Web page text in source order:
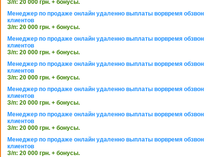
З/п: 20 000 грн. + бонусы.
Менеджер по продаже онлайн удаленно выплаты ворвремя обзвон
клиентов
З/п: 20 000 грн. + бонусы.
Менеджер по продаже онлайн удаленно выплаты ворвремя обзвон
клиентов
З/п: 20 000 грн. + бонусы.
Менеджер по продаже онлайн удаленно выплаты ворвремя обзвон
клиентов
З/п: 20 000 грн. + бонусы.
Менеджер по продаже онлайн удаленно выплаты ворвремя обзвон
клиентов
З/п: 20 000 грн. + бонусы.
Менеджер по продаже онлайн удаленно выплаты ворвремя обзвон
клиентов
З/п: 20 000 грн. + бонусы.
Менеджер по продаже онлайн удаленно выплаты ворвремя обзвон
клиентов
З/п: 20 000 грн. + бонусы.